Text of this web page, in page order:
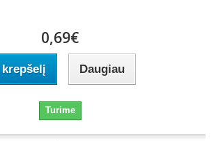
0,69€
krepšelį Daugiau
Turime